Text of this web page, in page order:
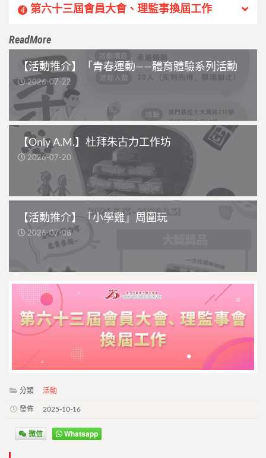
4 第六十三屆會員大會、理監事換屆工作
ReadMore
【活動推介】「青春運動——體育體驗系列活動
2026-07-22
【Only A.M.】杜拜朱古力工作坊
2026-07-20
【活動推介】「小學雞」周圍玩
2026-07-08
分類 活動
發佈 2025-10-16
微信 Whatsapp